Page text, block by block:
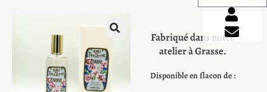
Fabriqué dans notre
atelier à Grasse.
Disponible en flacon de :